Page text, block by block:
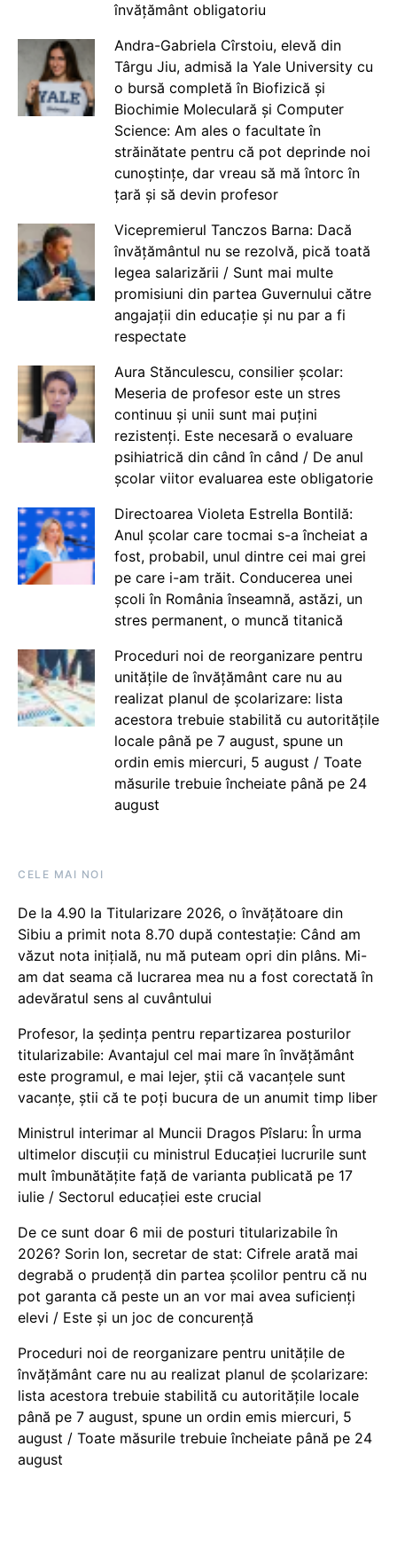
învățământ obligatoriu
Andra-Gabriela Cîrstoiu, elevă din
Târgu Jiu, admisă la Yale University cu
o bursă completă în Biofizică și
Biochimie Moleculară și Computer
Science: Am ales o facultate în
străinătate pentru că pot deprinde noi
cunoștințe, dar vreau să mă întorc în
țară și să devin profesor
Vicepremierul Tanczos Barna: Dacă
învățământul nu se rezolvă, pică toată
legea salarizării / Sunt mai multe
promisiuni din partea Guvernului către
angajații din educație și nu par a fi
respectate
Aura Stănculescu, consilier școlar:
Meseria de profesor este un stres
continuu și unii sunt mai puțini
rezistenți. Este necesară o evaluare
psihiatrică din când în când / De anul
școlar viitor evaluarea este obligatorie
Directoarea Violeta Estrella Bontilă:
Anul școlar care tocmai s-a încheiat a
fost, probabil, unul dintre cei mai grei
pe care i-am trăit. Conducerea unei
școli în România înseamnă, astăzi, un
stres permanent, o muncă titanică
Proceduri noi de reorganizare pentru
unitățile de învățământ care nu au
realizat planul de școlarizare: lista
acestora trebuie stabilită cu autoritățile
locale până pe 7 august, spune un
ordin emis miercuri, 5 august / Toate
măsurile trebuie încheiate până pe 24
august
CELE MAI NOI
De la 4.90 la Titularizare 2026, o învățătoare din
Sibiu a primit nota 8.70 după contestație: Când am
văzut nota inițială, nu mă puteam opri din plâns. Mi-
am dat seama că lucrarea mea nu a fost corectată în
adevăratul sens al cuvântului
Profesor, la ședința pentru repartizarea posturilor
titularizabile: Avantajul cel mai mare în învățământ
este programul, e mai lejer, știi că vacanțele sunt
vacanţe, știi că te poți bucura de un anumit timp liber
Ministrul interimar al Muncii Dragos Pîslaru: În urma
ultimelor discuții cu ministrul Educației lucrurile sunt
mult îmbunătățite față de varianta publicată pe 17
iulie / Sectorul educației este crucial
De ce sunt doar 6 mii de posturi titularizabile în
2026? Sorin Ion, secretar de stat: Cifrele arată mai
degrabă o prudență din partea școlilor pentru că nu
pot garanta că peste un an vor mai avea suficienți
elevi / Este și un joc de concurență
Proceduri noi de reorganizare pentru unitățile de
învățământ care nu au realizat planul de școlarizare:
lista acestora trebuie stabilită cu autoritățile locale
până pe 7 august, spune un ordin emis miercuri, 5
august / Toate măsurile trebuie încheiate până pe 24
august